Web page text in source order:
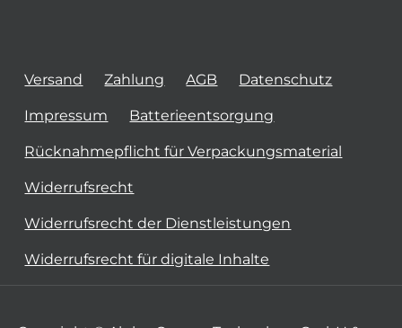
Versand Zahlung AGB Datenschutz
Impressum Batterieentsorgung
Rücknahmepflicht für Verpackungsmaterial
Widerrufsrecht
Widerrufsrecht der Dienstleistungen
Widerrufsrecht für digitale Inhalte